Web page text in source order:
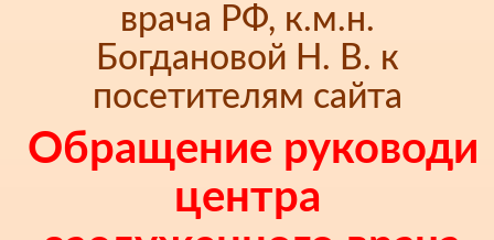
врача РФ, к.м.н.
Богдановой Н. В. к
посетителям сайта
Обращение
центра